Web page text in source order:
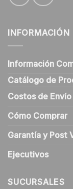
INFORMACIÓN
Información
Catálogo de
Costos de Envío
Cómo Comprar
Garantía y Post
Ejecutivos
SUCURSALES